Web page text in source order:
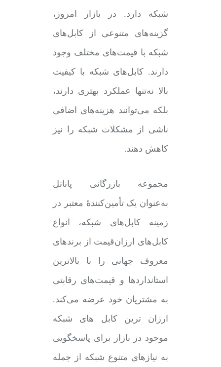
شبکه دارد. در بازار امروز،
گزینه‌های متنوعی از کابل‌های
شبکه با قیمت‌های مختلف وجود
دارند. کابل‌های شبکه با کیفیت
بالا نه‌تنها عملکرد بهتری دارند،
بلکه می‌توانند هزینه‌های اضافی
ناشی از مشکلات شبکه را نیز
کاهش دهند.
مجموعه بازرگانی پاناتل
به‌عنوان یک تأمین‌کنندۀ معتبر در
زمینه کابل‌های شبکه، انواع
کابل‌های ارزان‌قیمت از برندهای
معروف جهانی را با بالاترین
استانداردها و قیمت‌های رقابتی
به مشتریان خود عرضه می‌کند.
ارزان ترین کابل های شبکه
موجود در بازار برای پاسخگویی
به نیازهای متنوع شبکه از جمله